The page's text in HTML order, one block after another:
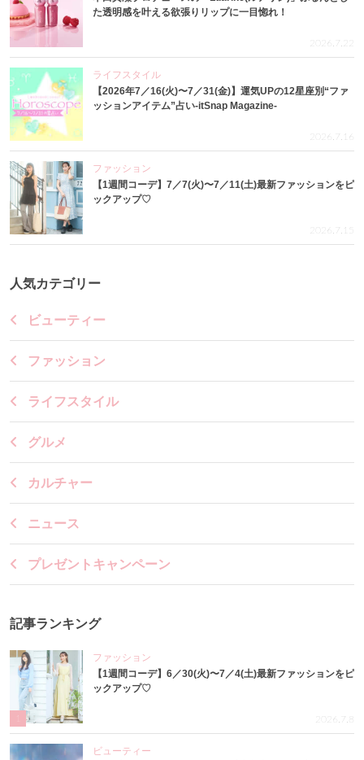
た透明感を叶える欲張りリップに一目惚れ！
2026.7.22
ライフスタイル
【2026年7／16(火)〜7／31(金)】運気UPの12星座別“ファ
ッションアイテム”占い-itSnap Magazine-
2026.7.16
ファッション
【1週間コーデ】7／7(火)〜7／11(土)最新ファッションをピ
ックアップ♡
2026.7.15
人気カテゴリー
ビューティー
ファッション
ライフスタイル
グルメ
カルチャー
ニュース
プレゼントキャンペーン
記事ランキング
ファッション
【1週間コーデ】6／30(火)〜7／4(土)最新ファッションをピ
ックアップ♡
2026.7.8
ビューティー